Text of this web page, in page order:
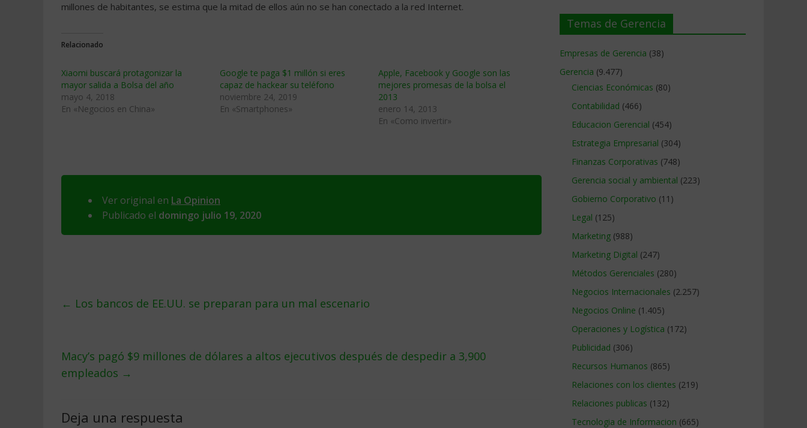
millones de habitantes, se estima que la mitad de ellos aún no se han conectado a la red Internet.
Relacionado
Xiaomi buscará protagonizar la
mayor salida a Bolsa del año
mayo 4, 2018
En «Negocios en China»
Google te paga $1 millón si eres
capaz de hackear su teléfono
noviembre 24, 2019
En «Smartphones»
Apple, Facebook y Google son las
mejores promesas de la bolsa el
2013
enero 14, 2013
En «Como invertir»
Ver original en La Opinion
Publicado el domingo julio 19, 2020
← Los bancos de EE.UU. se preparan para un mal escenario
Macy’s pagó $9 millones de dólares a altos ejecutivos después de despedir a 3,900
empleados →
Deja una respuesta
Temas de Gerencia
Empresas de Gerencia (38)
Gerencia (9.477)
Ciencias Económicas (80)
Contabilidad (466)
Educacion Gerencial (454)
Estrategia Empresarial (304)
Finanzas Corporativas (748)
Gerencia social y ambiental (223)
Gobierno Corporativo (11)
Legal (125)
Marketing (988)
Marketing Digital (247)
Métodos Gerenciales (280)
Negocios Internacionales (2.257)
Negocios Online (1.405)
Operaciones y Logística (172)
Publicidad (306)
Recursos Humanos (865)
Relaciones con los clientes (219)
Relaciones publicas (132)
Tecnologia de Informacion (665)